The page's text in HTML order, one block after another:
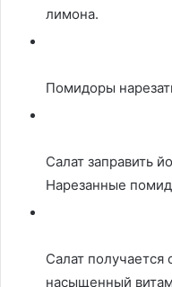
лимона.
Помидоры
Салат заправить
Нарезанные
Салат получается
насыщенный